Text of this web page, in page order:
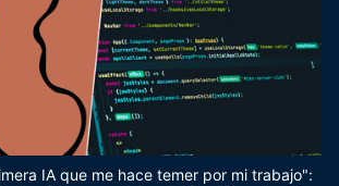
IA que me hace temer por mi trabajo":